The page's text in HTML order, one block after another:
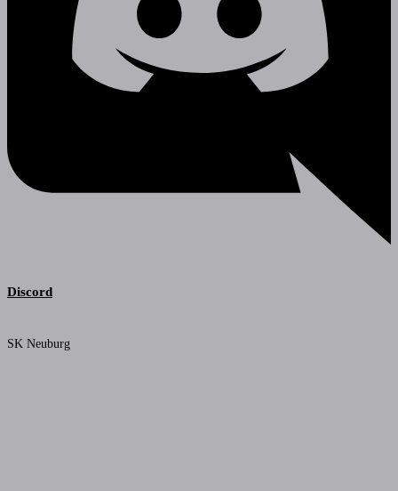
Discord
SK Neuburg